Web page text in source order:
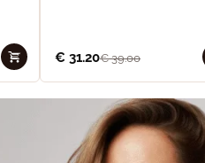
€ 31.20€39.00